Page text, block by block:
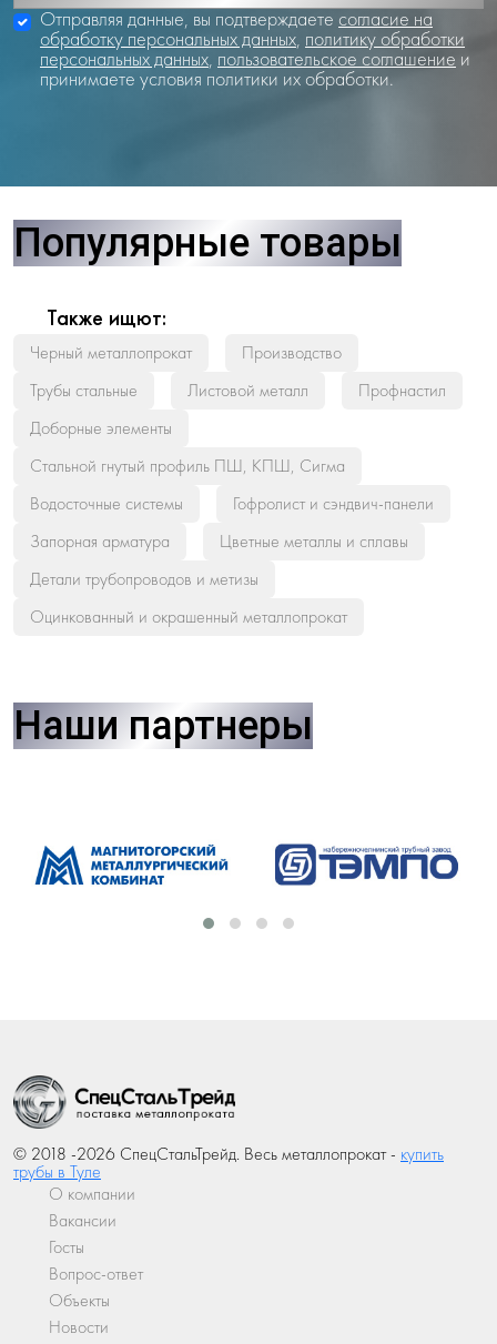
Отправляя данные, вы подтверждаете согласие на
обработку персональных данных, политику обработки
персональных данных, пользовательское соглашение и
принимаете условия политики их обработки.
Популярные товары
Также ищют:
Черный металлопрокат
Производство
Трубы стальные
Листовой металл
Профнастил
Доборные элементы
Стальной гнутый профиль ПШ, КПШ, Сигма
Водосточные системы
Гофролист и сэндвич-панели
Запорная арматура
Цветные металлы и сплавы
Детали трубопроводов и метизы
Оцинкованный и окрашенный металлопрокат
Наши партнеры
© 2018 -2026 СпецСтальТрейд. Весь металлопрокат - купить
трубы в Туле
О компании
Вакансии
Госты
Вопрос-ответ
Объекты
Новости